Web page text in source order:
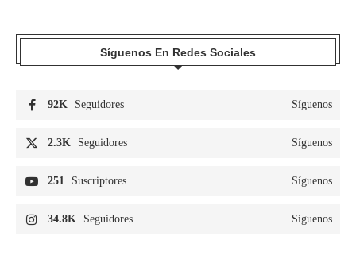
Síguenos En Redes Sociales
92K Seguidores Síguenos
2.3K Seguidores Síguenos
251 Suscriptores Síguenos
34.8K Seguidores Síguenos